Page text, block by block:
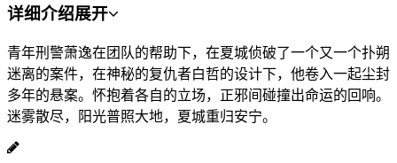
详细介绍展开
青年刑警萧逸在团队的帮助下，在夏城侦破了一个又一个扑朔
迷离的案件，在神秘的复仇者白哲的设计下，他卷入一起尘封
多年的悬案。怀抱着各自的立场，正邪间碰撞出命运的回响。
迷雾散尽，阳光普照大地，夏城重归安宁。